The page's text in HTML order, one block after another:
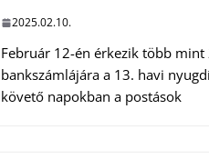
2025.02.10.
Február 12-én érkezik több
bankszámlájára a 13. havi
követő napokban a postások